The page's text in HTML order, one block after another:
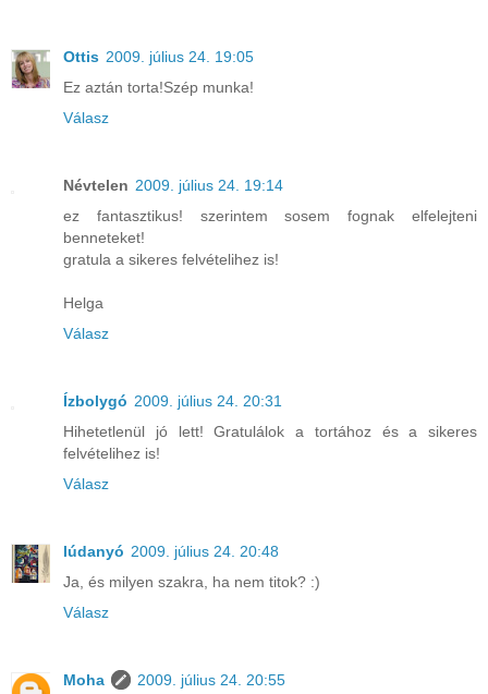
Ottis 2009. július 24. 19:05
Ez aztán torta!Szép munka!
Válasz
Névtelen 2009. július 24. 19:14
ez fantasztikus! szerintem sosem fognak elfelejteni
benneteket!
gratula a sikeres felvételihez is!
Helga
Válasz
Ízbolygó 2009. július 24. 20:31
Hihetetlenül jó lett! Gratulálok a tortához és a sikeres
felvételihez is!
Válasz
lúdanyó 2009. július 24. 20:48
Ja, és milyen szakra, ha nem titok? :)
Válasz
Moha
2009. július 24. 20:55